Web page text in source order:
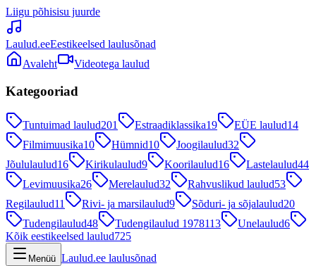
Liigu põhisisu juurde
Laulud.eeEestikeelsed laulusõnad
Avaleht
Videotega laulud
Kategooriad
Tuntuimad laulud201 Estraadiklassika19 EÜE laulud14
Filmimuusika10 Hümnid10 Joogilaulud32
Jõululaulud16 Kirikulaulud9 Koorilaulud16 Lastelaulud44
Levimuusika26 Merelaulud32 Rahvuslikud laulud53
Regilaulud11 Rivi- ja marsilaulud9 Sõduri- ja sõjalaulud20
Tudengilaulud48 Tudengilaulud 1978113 Unelaulud6
Kõik eestikeelsed laulud725
Menüü Laulud.ee laulusõnad